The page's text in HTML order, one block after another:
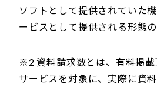
ソフトとして提供されていた
ービスとして提供される形態の
※2 資料請求数とは、有料掲
サービスを対象に、実際に資